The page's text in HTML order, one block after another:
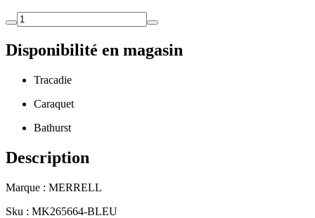
Disponibilité en magasin
Tracadie
Caraquet
Bathurst
Description
Marque : MERRELL
Sku : MK265664-BLEU